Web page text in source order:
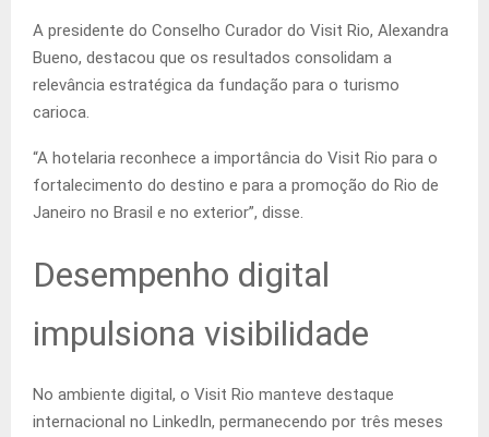
A presidente do Conselho Curador do Visit Rio, Alexandra
Bueno, destacou que os resultados consolidam a
relevância estratégica da fundação para o turismo
carioca.
“A hotelaria reconhece a importância do Visit Rio para o
fortalecimento do destino e para a promoção do Rio de
Janeiro no Brasil e no exterior”, disse.
Desempenho digital
impulsiona visibilidade
No ambiente digital, o Visit Rio manteve destaque
internacional no LinkedIn, permanecendo por três meses